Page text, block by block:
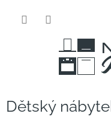
Dětský